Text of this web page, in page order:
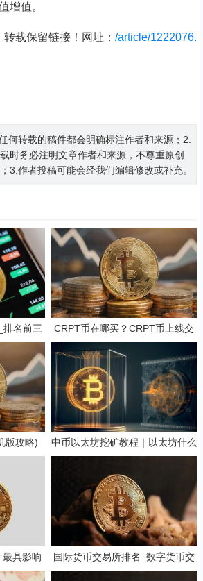
增值。
载保留链接！网址： /article/1222076.
何转载的稿件都会明确标注作者和来源；2.
时务必注明文章作者和来源，不尊重原创
3.作者投稿可能会经我们编辑修改或补充。
排名前三
币平台
CRPT币在哪买？CRPT币上线交
易所盘点
版攻略)
中币以太坊挖矿教程｜以太坊什么
时候停止挖矿
具影响
览
国际货币交易所排名_数字货币交
易的app 前十